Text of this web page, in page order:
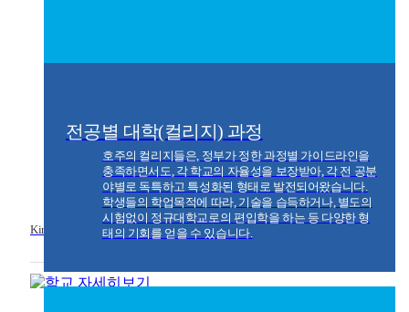
King's Own Institute
전공별 대학(컬리지) 과정
호주의 컬리지들은, 정부가 정한 과정별 가이드라인을
충족하면서도, 각 학교의 자율성을 보장받아, 각 전 공분
야별로 독특하고 특성화된 형태로 발전되어왔습니다.
학생들의 학업목적에 따라, 기술을 습득하거나, 별도의
시험없이 정규대학교로의 편입학을 하는 등 다양한 형
태의 기회를 얻을 수 있습니다.